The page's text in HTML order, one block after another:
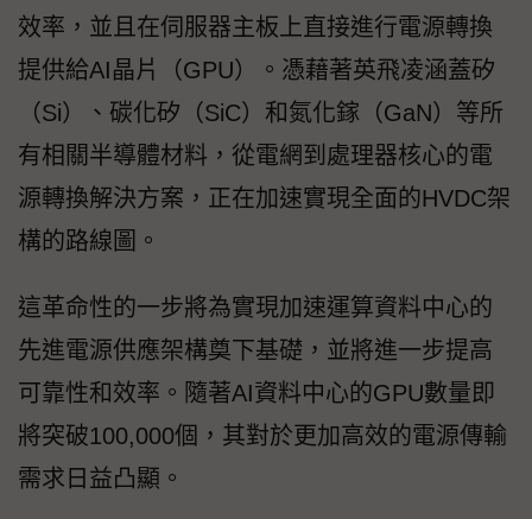
效率，並且在伺服器主板上直接進行電源轉換
提供給AI晶片（GPU）。憑藉著英飛凌涵蓋矽
（Si）、碳化矽（SiC）和氮化鎵（GaN）等所
有相關半導體材料，從電網到處理器核心的電
源轉換解決方案，正在加速實現全面的HVDC架
構的路線圖。
這革命性的一步將為實現加速運算資料中心的
先進電源供應架構奠下基礎，並將進一步提高
可靠性和效率。隨著AI資料中心的GPU數量即
將突破100,000個，其對於更加高效的電源傳輸
需求日益凸顯。